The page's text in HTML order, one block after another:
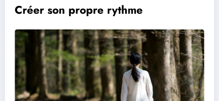
Créer son propre rythme